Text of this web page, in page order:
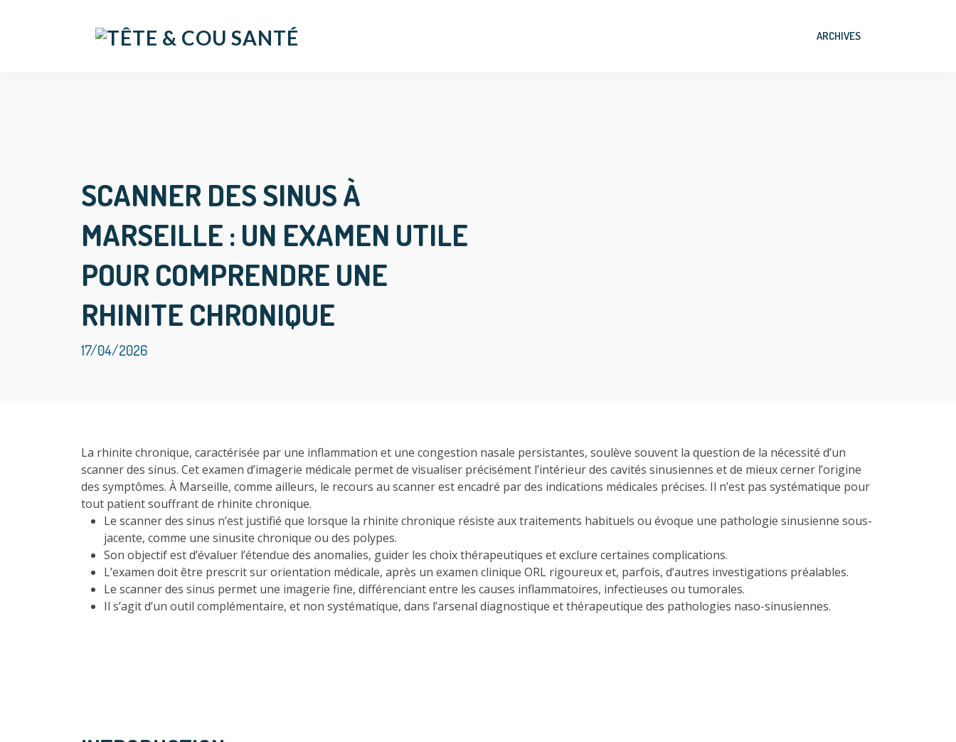
ARCHIVES
SCANNER DES SINUS À
MARSEILLE : UN EXAMEN UTILE
POUR COMPRENDRE UNE
RHINITE CHRONIQUE
17/04/2026
La rhinite chronique, caractérisée par une inflammation et une congestion nasale persistantes, soulève souvent la question de la nécessité d’un
scanner des sinus. Cet examen d’imagerie médicale permet de visualiser précisément l’intérieur des cavités sinusiennes et de mieux cerner l’origine
des symptômes. À Marseille, comme ailleurs, le recours au scanner est encadré par des indications médicales précises. Il n’est pas systématique pour
tout patient souffrant de rhinite chronique.
Le scanner des sinus n’est justifié que lorsque la rhinite chronique résiste aux traitements habituels ou évoque une pathologie sinusienne sous-
jacente, comme une sinusite chronique ou des polypes.
Son objectif est d’évaluer l’étendue des anomalies, guider les choix thérapeutiques et exclure certaines complications.
L’examen doit être prescrit sur orientation médicale, après un examen clinique ORL rigoureux et, parfois, d’autres investigations préalables.
Le scanner des sinus permet une imagerie fine, différenciant entre les causes inflammatoires, infectieuses ou tumorales.
Il s’agit d’un outil complémentaire, et non systématique, dans l’arsenal diagnostique et thérapeutique des pathologies naso-sinusiennes.